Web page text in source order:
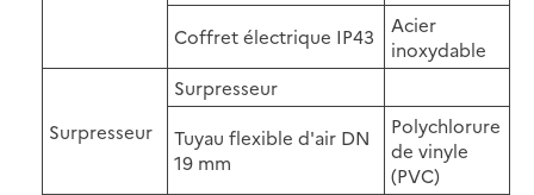
Coffret électrique IP43
Acier
inoxydable
Surpresseur
Surpresseur
Tuyau flexible d'air DN
19 mm
Polychlorure
de vinyle
(PVC)